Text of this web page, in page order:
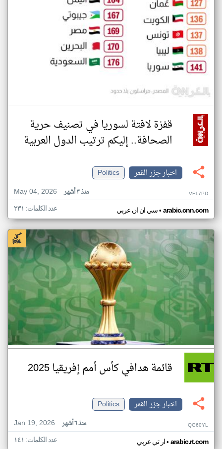
قفزة لافتة لسوريا في تصنيف حرية
الصحافة.. إليكم ترتيب الدول العربية
اخبار جزر القمر
Politics
May 04, 2026
منذ ٣ أشهر VF17PD
سي ان ان عربي• arabic.cnn.com عدد الكلمات: ٢٣١
قائمة هدافي كأس أمم إفريقيا 2025
اخبار جزر القمر
Politics
Jan 19, 2026
منذ ٦ أشهر QG60YL
ار تي عربي• arabic.rt.com عدد الكلمات: ١٤١